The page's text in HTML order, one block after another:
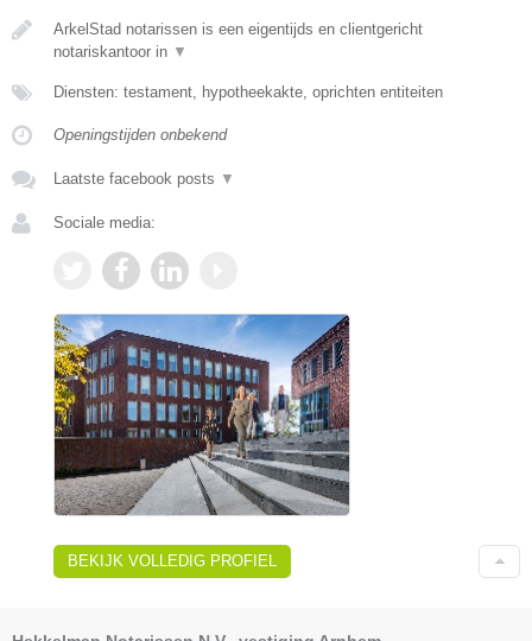
ArkelStad notarissen is een eigentijds en clientgericht
notariskantoor in ▼
Diensten: testament, hypotheekakte, oprichten entiteiten
Openingstijden onbekend
Laatste facebook posts ▼
Sociale media:
BEKIJK VOLLEDIG PROFIEL